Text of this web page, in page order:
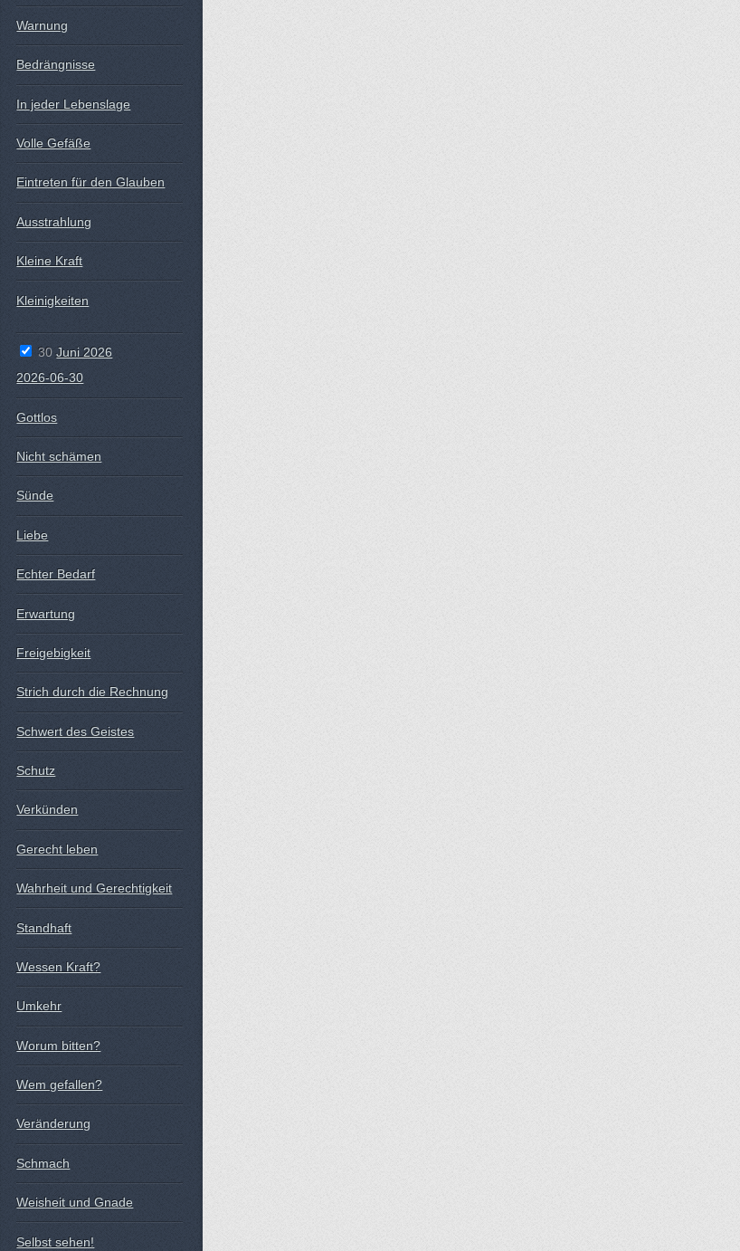
Warnung
Bedrängnisse
In jeder Lebenslage
Volle Gefäße
Eintreten für den Glauben
Ausstrahlung
Kleine Kraft
Kleinigkeiten
30 Juni 2026
2026-06-30
Gottlos
Nicht schämen
Sünde
Liebe
Echter Bedarf
Erwartung
Freigebigkeit
Strich durch die Rechnung
Schwert des Geistes
Schutz
Verkünden
Gerecht leben
Wahrheit und Gerechtigkeit
Standhaft
Wessen Kraft?
Umkehr
Worum bitten?
Wem gefallen?
Veränderung
Schmach
Weisheit und Gnade
Selbst sehen!